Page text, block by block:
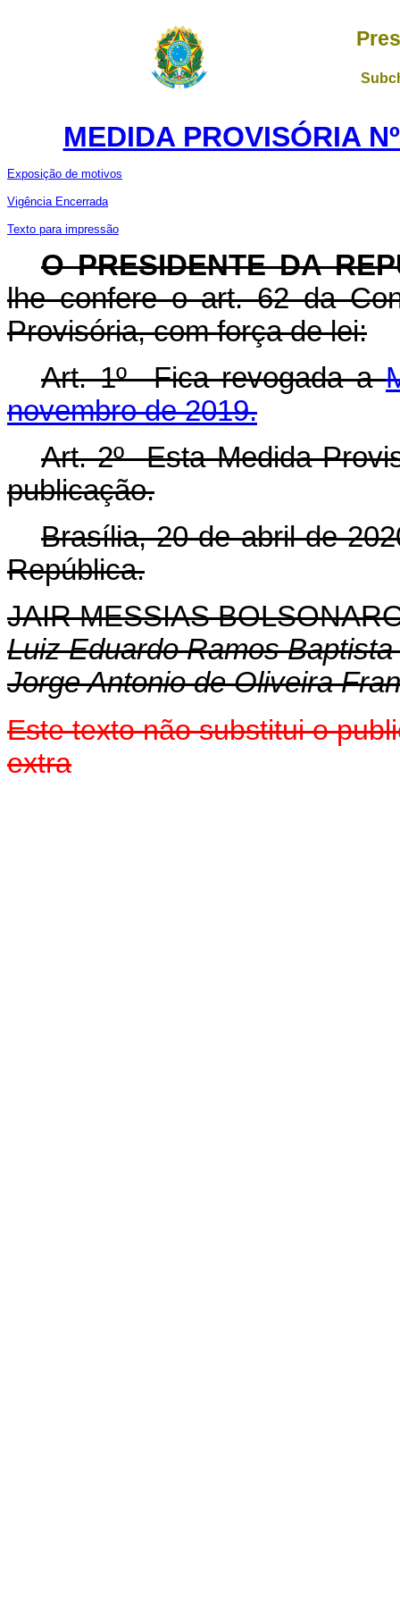
MEDIDA PROVISÓRIA
Exposição de motivos
Vigência Encerrada
Texto para impressão
O PRESIDENTE DA
lhe confere o art. 62 da
Provisória, com força de lei:
Art. 1º Fica revogada a
novembro de 2019.
Art. 2º Esta Medida
publicação.
Brasília, 20 de abril de
República.
JAIR MESSIAS
Luiz Eduardo Ramos
Jorge Antonio de Oliveira
Este texto não substitui o
extra